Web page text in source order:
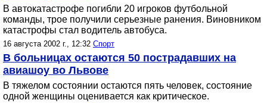
В автокатастрофе погибли 20 игроков футбольной
команды, трое получили серьезные ранения. Виновником
катастрофы стал водитель автобуса.
16 августа 2002 г., 12:32 Спорт
В больницах остаются 50 пострадавших на
авиашоу во Львове
В тяжелом состоянии остаются пять человек, состояние
одной женщины оценивается как критическое.